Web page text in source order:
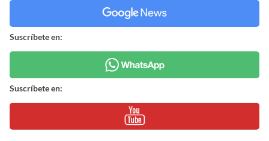
Suscríbete en:
Suscríbete en: